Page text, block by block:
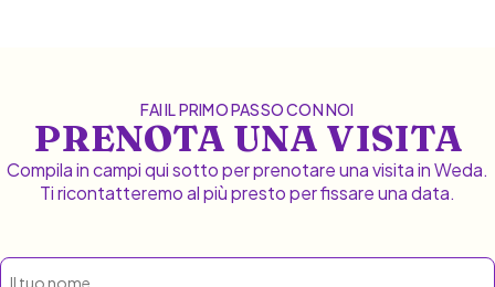
FAI IL PRIMO PASSO CON NOI
PRENOTA UNA VISITA
Compila in campi qui sotto per prenotare una visita in Weda.
Ti ricontatteremo al più presto per fissare una data.